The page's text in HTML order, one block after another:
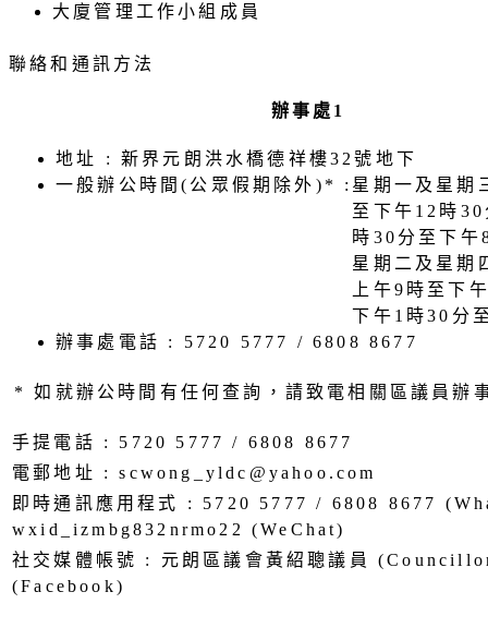
大廈管理工作小組成員
聯絡和通訊方法
辦事處1
地址 : 新界元朗洪水橋德祥樓32號地下
一般辦公時間(公眾假期除外)* : 星期一及星期
至下午12時
時30分至下午
星期二及星期
上午9時至下
下午1時30分
辦事處電話 : 5720 5777 / 6808 8677
* 如就辦公時間有任何查詢，請致電相關區議員辦
手提電話 : 5720 5777 / 6808 8677
電郵地址 : scwong_yldc@yahoo.com
即時通訊應用程式 : 5720 5777 / 6808 8677
wxid_izmbg832nrmo22 (WeChat)
社交媒體帳號 : 元朗區議會黃紹聰議員
(Facebook)